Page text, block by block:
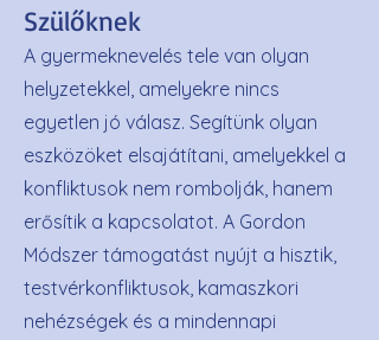
Szülőknek
A gyermeknevelés tele van olyan
helyzetekkel, amelyekre nincs
egyetlen jó válasz. Segítünk olyan
eszközöket elsajátítani, amelyekkel a
konfliktusok nem rombolják, hanem
erősítik a kapcsolatot. A Gordon
Módszer támogatást nyújt a hisztik,
testvérkonfliktusok, kamaszkori
nehézségek és a mindennapi